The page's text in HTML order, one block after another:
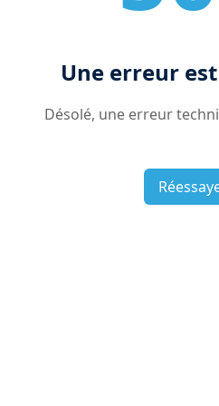
Une erreur
Désolé, une erreur